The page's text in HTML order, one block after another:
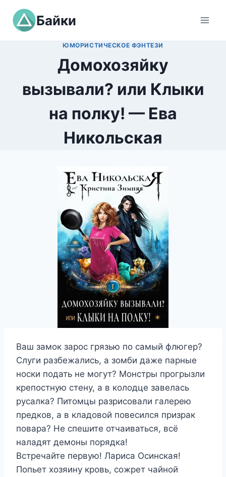
Перейти
содержимому
Байки
ЮМОРИСТИЧЕСКОЕ ФЭНТЕЗИ
Домохозяйку
вызывали? или Клыки
на полку! — Ева
Никольская
Ваш замок зарос грязью по самый флюгер?
Слуги разбежались, а зомби даже парные
носки подать не могут? Монстры прогрызли
крепостную стену, а в колодце завелась
русалка? Питомцы разрисовали галерею
предков, а в кладовой повесился призрак
повара? Не спешите отчаиваться, всё
наладят демоны порядка!
Встречайте первую! Лариса Осинская!
Попьет хозяину кровь, сожрет чайной